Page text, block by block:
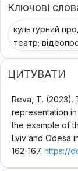
театрів з
театр, який не
полягає у
оперних
воєнного
театрів Києва,
досліджуваних
можна
можуть бути
умовах
масової
Ключові
культурний
театр;
ЦИТУВАТИ
Reva, T. (2023).
representation
the example of
Lviv and Odesa
162-167. https://